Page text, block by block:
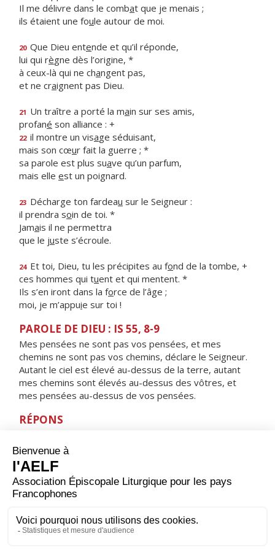
Il me délivre dans le combat que je menais ;
ils étaient une foule autour de moi.
20 Que Dieu entende et qu’il réponde,
lui qui règne dès l’origine, *
à ceux-là qui ne changent pas,
et ne craignent pas Dieu.
21 Un traître a porté la main sur ses amis,
profané son alliance : +
22 il montre un visage séduisant,
mais son cœur fait la guerre ; *
sa parole est plus suave qu’un parfum,
mais elle est un poignard.
23 Décharge ton fardeau sur le Seigneur :
il prendra soin de toi. *
Jamais il ne permettra
que le juste s’écroule.
24 Et toi, Dieu, tu les précipites au fond de la tombe, +
ces hommes qui tuent et qui mentent. *
Ils s’en iront dans la force de l’âge ;
moi, je m’appuie sur toi !
PAROLE DE DIEU : IS 55, 8-9
Mes pensées ne sont pas vos pensées, et mes
chemins ne sont pas vos chemins, déclare le Seigneur.
Autant le ciel est élevé au-dessus de la terre, autant
mes chemins sont élevés au-dessus des vôtres, et
mes pensées au-dessus de vos pensées.
RÉPONS
Seigneur puissant, que ta fidélité environne.
ORAISON
Père, au milieu du jour tu nous donnes un temps de
repos pour refaire nos corps et nos esprits, accorde-
profit pour ton service et celui de nos frères. Par Jésus,